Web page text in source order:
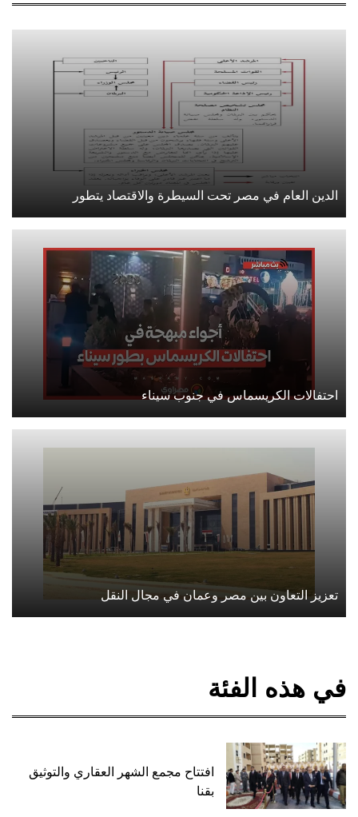
الدين العام في مصر تحت السيطرة والاقتصاد يتطور
احتفالات الكريسماس في جنوب سيناء
تعزيز التعاون بين مصر وعمان في مجال النقل
في هذه الفئة
افتتاح مجمع الشهر العقاري والتوثيق
بقنا